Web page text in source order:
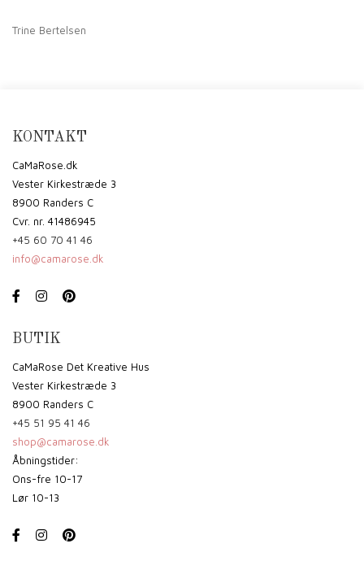
Trine Bertelsen
KONTAKT
CaMaRose.dk
Vester Kirkestræde 3
8900 Randers C
Cvr. nr. 41486945
+45 60 70 41 46
info@camarose.dk
BUTIK
CaMaRose Det Kreative Hus
Vester Kirkestræde 3
8900 Randers C
+45 51 95 41 46
shop@camarose.dk
Åbningstider:
Ons-fre 10-17
Lør 10-13